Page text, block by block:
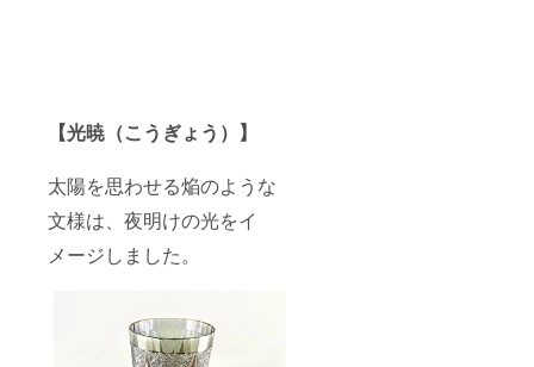
【光暁（こうぎょう）】
太陽を思わせる焔のような
文様は、夜明けの光をイ
メージしました。